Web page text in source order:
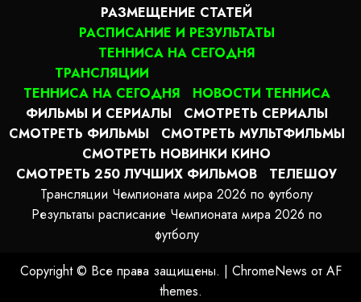
РАЗМЕЩЕНИЕ СТАТЕЙ
РАСПИСАНИЕ И РЕЗУЛЬТАТЫ
ТЕННИСА НА СЕГОДНЯ
ТРАНСЛЯЦИИ
ТЕННИСА НА СЕГОДНЯ
НОВОСТИ ТЕННИСА
ФИЛЬМЫ И СЕРИАЛЫ
СМОТРЕТЬ СЕРИАЛЫ
СМОТРЕТЬ ФИЛЬМЫ
СМОТРЕТЬ МУЛЬТФИЛЬМЫ
СМОТРЕТЬ НОВИНКИ КИНО
СМОТРЕТЬ 250 ЛУЧШИХ ФИЛЬМОВ
ТЕЛЕШОУ
Трансляции Чемпионата мира 2026 по футболу
Результаты расписание Чемпионата мира 2026 по
футболу
Copyright © Все права защищены. | ChromeNews от AF
themes.